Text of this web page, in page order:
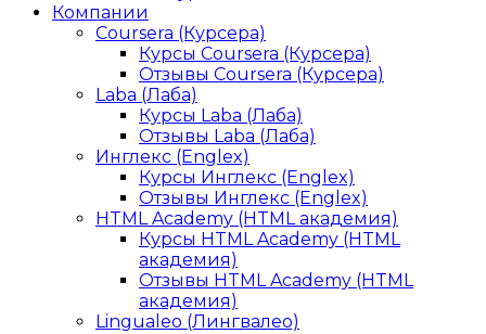
Компании
Coursera (Курсера)
Курсы Coursera (Курсера)
Отзывы Coursera (Курсера)
Laba (Лаба)
Курсы Laba (Лаба)
Отзывы Laba (Лаба)
Инглекс (Englex)
Курсы Инглекс (Englex)
Отзывы Инглекс (Englex)
HTML Academy (HTML академия)
Курсы HTML Academy (HTML
академия)
Отзывы HTML Academy (HTML
академия)
Lingualeo (Лингвалео)